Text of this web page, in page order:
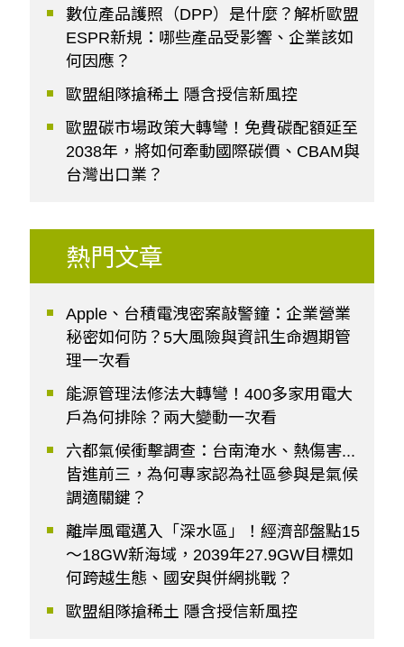
數位產品護照（DPP）是什麼？解析歐盟
ESPR新規：哪些產品受影響、企業該如
何因應？
歐盟組隊搶稀土 隱含授信新風控
歐盟碳市場政策大轉彎！免費碳配額延至
2038年，將如何牽動國際碳價、CBAM與
台灣出口業？
熱門文章
Apple、台積電洩密案敲警鐘：企業營業
秘密如何防？5大風險與資訊生命週期管
理一次看
能源管理法修法大轉彎！400多家用電大
戶為何排除？兩大變動一次看
六都氣候衝擊調查：台南淹水、熱傷害...
皆進前三，為何專家認為社區參與是氣候
調適關鍵？
離岸風電邁入「深水區」！經濟部盤點15
～18GW新海域，2039年27.9GW目標如
何跨越生態、國安與併網挑戰？
歐盟組隊搶稀土 隱含授信新風控